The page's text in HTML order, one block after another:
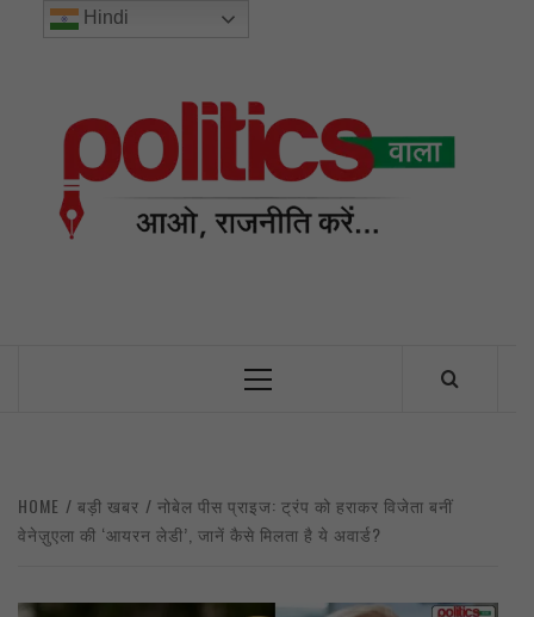
Primary
HOME बड़ी खबर
नोबेल पीस प्राइज: ट्रंप को हराकर विजेता बनीं
वेनेज़ुएला की ‘आयरन लेडी’, जानें कैसे मिलता है ये अवार्ड?
Hindi